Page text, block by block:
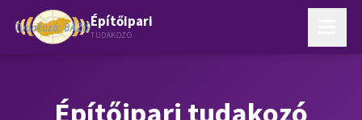
Építőipari
TUDAKOZÓ